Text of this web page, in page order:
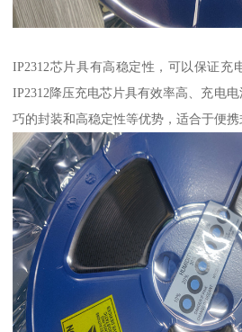
IP2312芯片具有高稳定性，可以保证充
IP2312降压充电芯片具有效率高、充电
巧的封装和高稳定性等优势，适合于便携